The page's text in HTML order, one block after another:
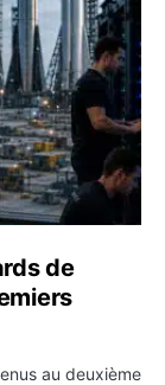
de
au deuxième